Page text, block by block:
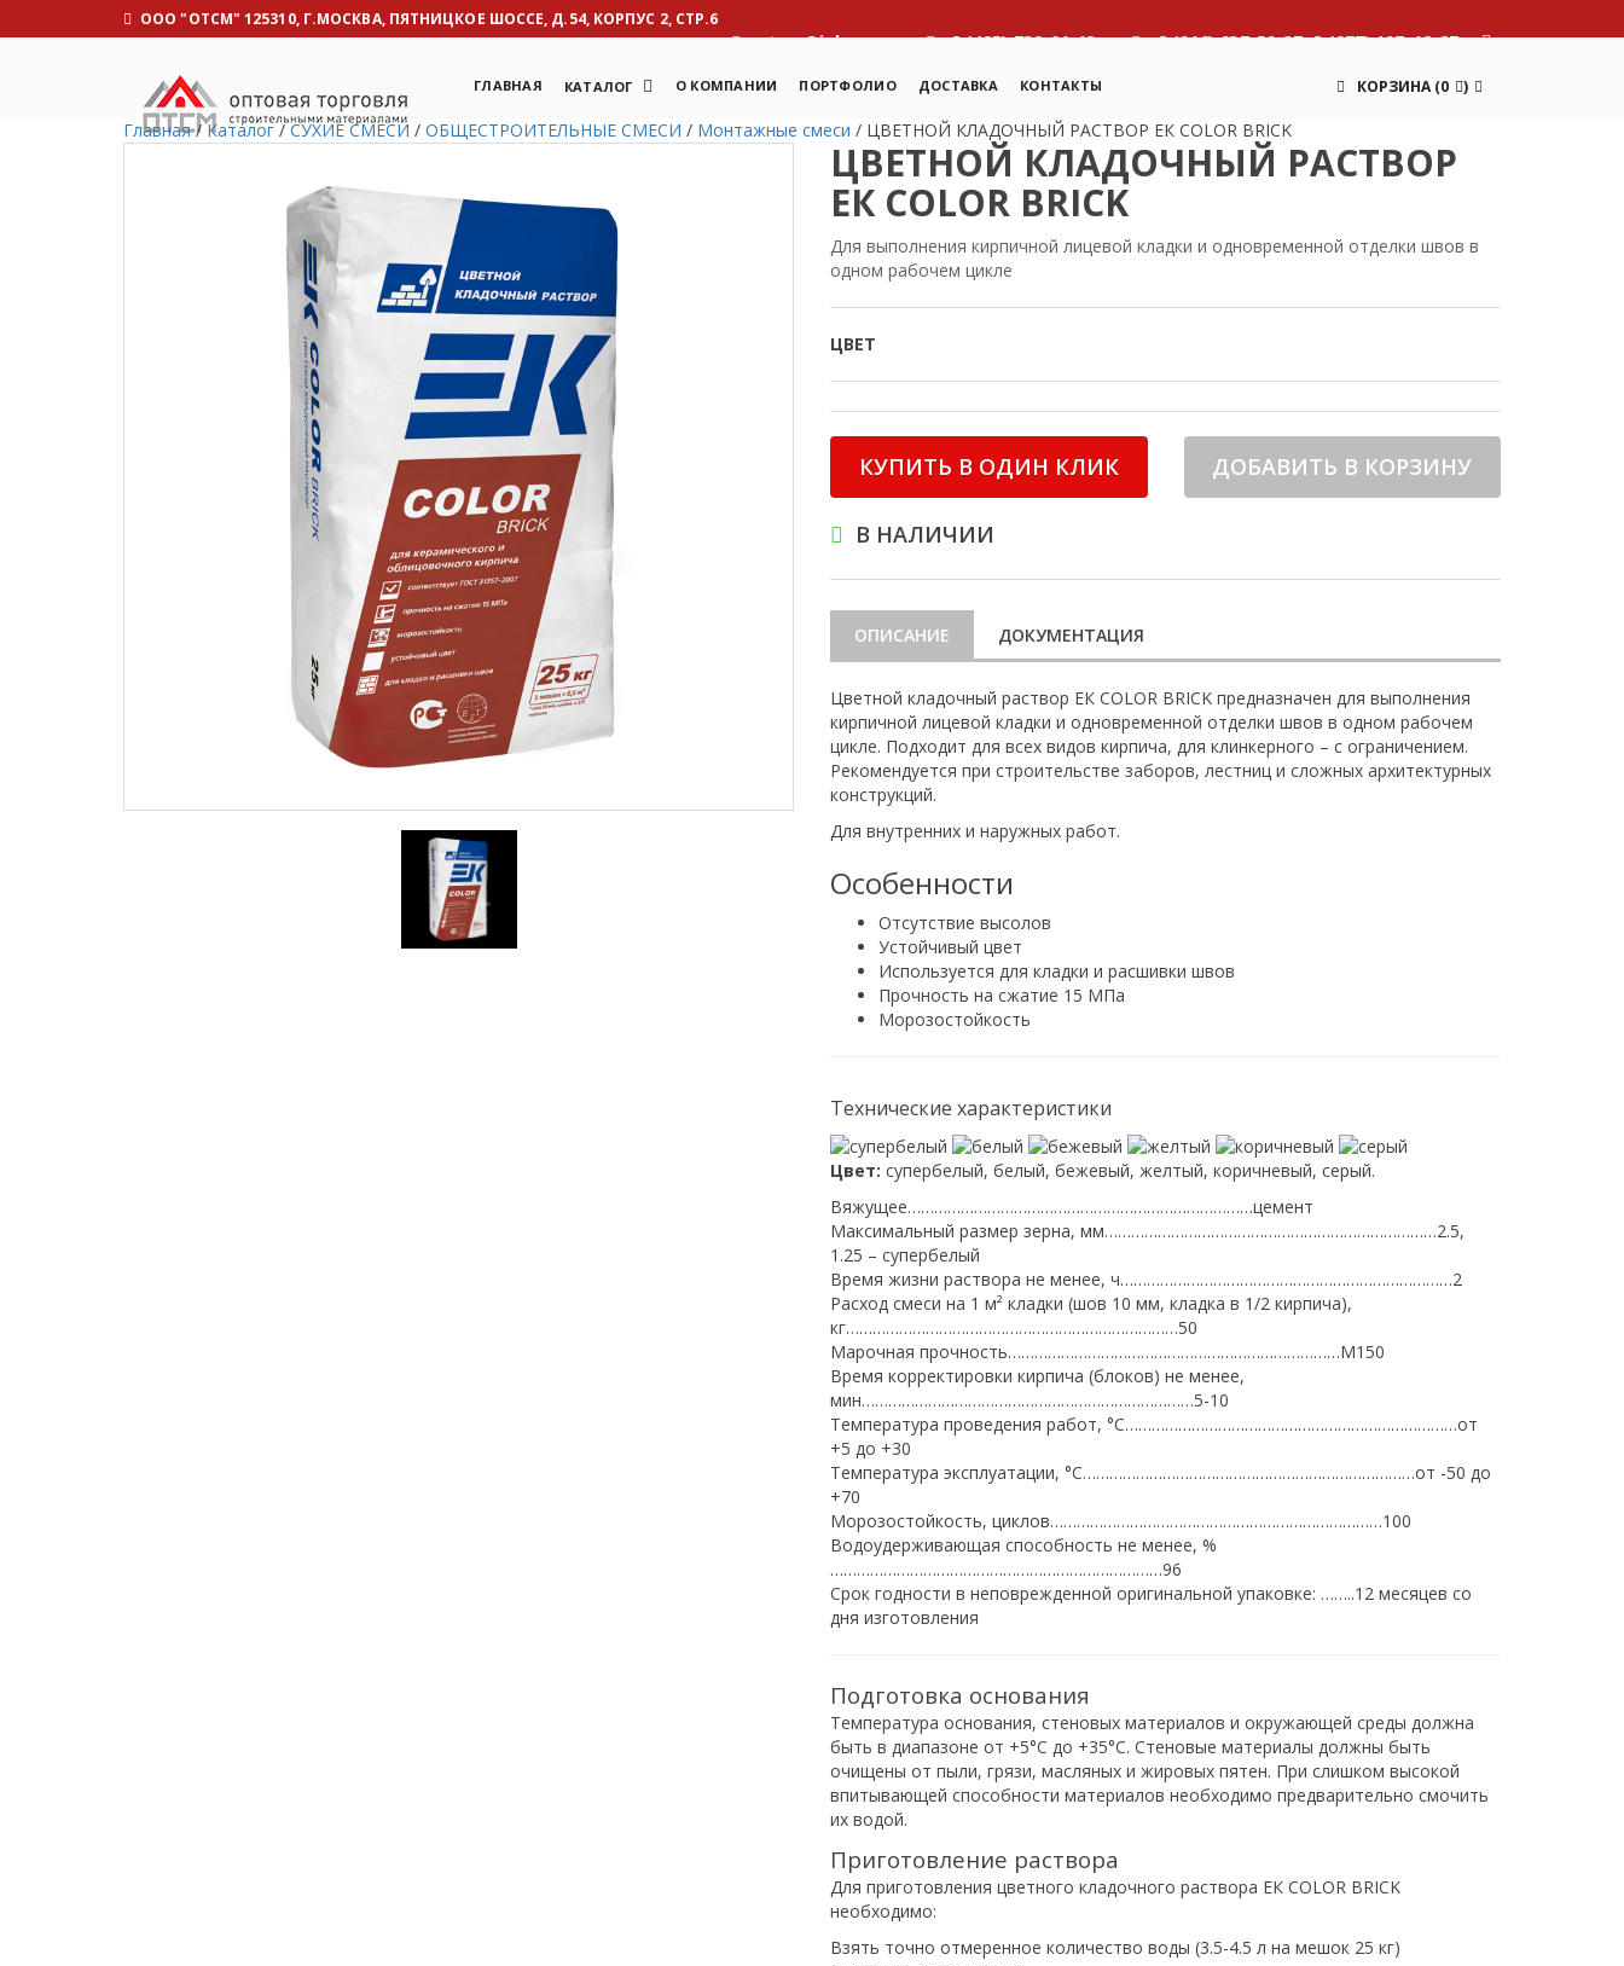
OOO "ОТСМ" 125310, Г.МОСКВА, ПЯТНИЦКОЕ ШОССЕ, Д.54, КОРПУС 2, СТР.6
otcm@inbox.ru 8 (495) 739-01-13 8 (916) 637-59-37, 8 (977) 107-12-87
ГЛАВНАЯ КАТАЛОГ О КОМПАНИИ ПОРТФОЛИО ДОСТАВКА КОНТАКТЫ КОРЗИНА (0 )
Главная /Каталог /СУХИЕ СМЕСИ / ОБЩЕСТРОИТЕЛЬНЫЕ СМЕСИ / Монтажные смеси / ЦВЕТНОЙ КЛАДОЧНЫЙ РАСТВОР ЕК COLOR BRICK
ЦВЕТНОЙ КЛАДОЧНЫЙ РАСТВОР
ЕК COLOR BRICK
Для выполнения кирпичной лицевой кладки и одновременной отделки швов в
одном рабочем цикле
ЦВЕТ
КУПИТЬ В ОДИН КЛИК ДОБАВИТЬ В КОРЗИНУ
В НАЛИЧИИ
ОПИСАНИЕ ДОКУМЕНТАЦИЯ
Цветной кладочный раствор ЕК COLOR BRICK предназначен для выполнения
кирпичной лицевой кладки и одновременной отделки швов в одном рабочем
цикле. Подходит для всех видов кирпича, для клинкерного – с ограничением.
Рекомендуется при строительстве заборов, лестниц и сложных архитектурных
конструкций.
Для внутренних и наружных работ.
Особенности
Отсутствие высолов
Устойчивый цвет
Используется для кладки и расшивки швов
Прочность на сжатие 15 МПа
Морозостойкость
Технические характеристики
Цвет: супербелый, белый, бежевый, желтый, коричневый, серый.
Вяжущее……………………………………………………………………цемент
Максимальный размер зерна, мм…………………………………………………………………2.5,
1.25 – супербелый
Время жизни раствора не менее, ч…………………………………………………………………2
Расход смеси на 1 м² кладки (шов 10 мм, кладка в 1/2 кирпича),
кг…………………………………………………………………50
Марочная прочность…………………………………………………………………М150
Время корректировки кирпича (блоков) не менее,
мин…………………………………………………………………5-10
Температура проведения работ, °С…………………………………………………………………от
+5 до +30
Температура эксплуатации, °С…………………………………………………………………от -50 до
+70
Морозостойкость, циклов…………………………………………………………………100
Водоудерживающая способность не менее, %
…………………………………………………………………96
Срок годности в неповрежденной оригинальной упаковке: ……..12 месяцев со
дня изготовления
Подготовка основания
Температура основания, стеновых материалов и окружающей среды должна
быть в диапазоне от +5°С до +35°С. Стеновые материалы должны быть
очищены от пыли, грязи, масляных и жировых пятен. При слишком высокой
впитывающей способности материалов необходимо предварительно смочить
их водой.
Приготовление раствора
Для приготовления цветного кладочного раствора ЕК COLOR BRICK
необходимо:
Взять точно отмеренное количество воды (3.5-4.5 л на мешок 25 кг)